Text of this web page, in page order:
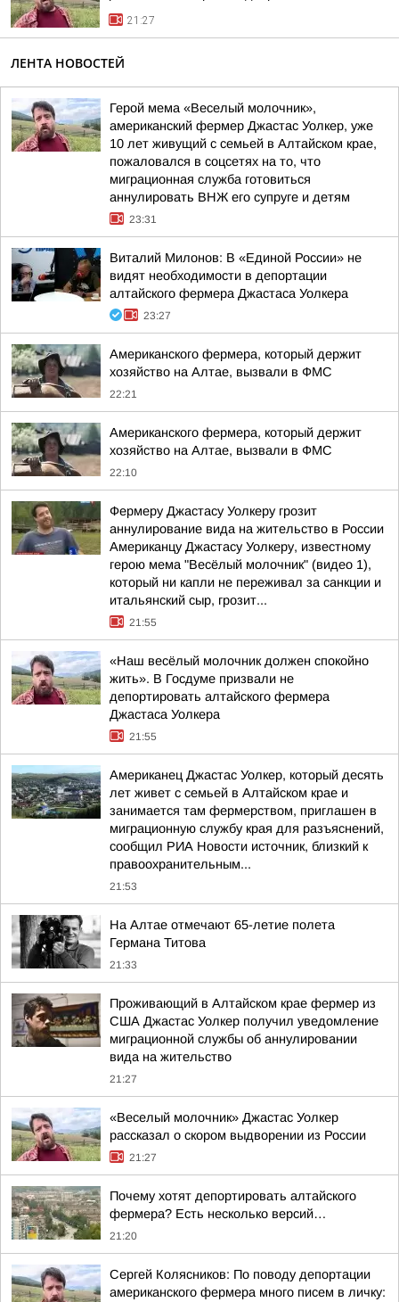
21:27
ЛЕНТА НОВОСТЕЙ
Герой мема «Веселый молочник»,
американский фермер Джастас Уолкер, уже
10 лет живущий с семьей в Алтайском крае,
пожаловался в соцсетях на то, что
миграционная служба готовиться
аннулировать ВНЖ его супруге и детям
23:31
Виталий Милонов: В «Единой России» не
видят необходимости в депортации
алтайского фермера Джастаса Уолкера
23:27
Американского фермера, который держит
хозяйство на Алтае, вызвали в ФМС
22:21
Американского фермера, который держит
хозяйство на Алтае, вызвали в ФМС
22:10
Фермеру Джастасу Уолкеру грозит
аннулирование вида на жительство в России
Американцу Джастасу Уолкеру, известному
герою мема "Весёлый молочник" (видео 1),
который ни капли не переживал за санкции и
итальянский сыр, грозит...
21:55
«Наш весёлый молочник должен спокойно
жить». В Госдуме призвали не
депортировать алтайского фермера
Джастаса Уолкера
21:55
Американец Джастас Уолкер, который десять
лет живет с семьей в Алтайском крае и
занимается там фермерством, приглашен в
миграционную службу края для разъяснений,
сообщил РИА Новости источник, близкий к
правоохранительным...
21:53
На Алтае отмечают 65-летие полета
Германа Титова
21:33
Проживающий в Алтайском крае фермер из
США Джастас Уолкер получил уведомление
миграционной службы об аннулировании
вида на жительство
21:27
«Веселый молочник» Джастас Уолкер
рассказал о скором выдворении из России
21:27
Почему хотят депортировать алтайского
фермера? Есть несколько версий…
21:20
Сергей Колясников: По поводу депортации
американского фермера много писем в личку: